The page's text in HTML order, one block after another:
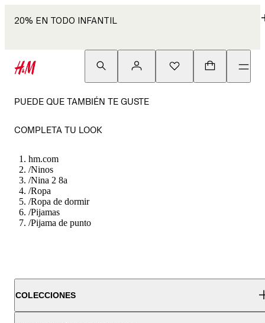
20% EN TODO INFANTIL
PUEDE QUE TAMBIÉN TE GUSTE
COMPLETA TU LOOK
hm.com
/Ninos
/Nina 2 8a
/Ropa
/Ropa de dormir
/Pijamas
/Pijama de punto
COLECCIONES